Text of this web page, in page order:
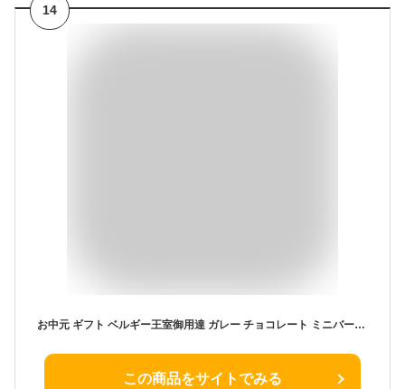
14
お中元 ギフト ベルギー王室御用達 ガレー チョコレート ミニバー24本入(送料込) 詰め合わせ 2026 御 中元 ギフト お菓子 スイーツ チョコ 個包装 小分け 会社 職場 退職 祝い 挨拶 お礼 手土産 誕生日 プレゼント 有名 高級 可愛い おしゃれ 人気
この商品をサイトでみる